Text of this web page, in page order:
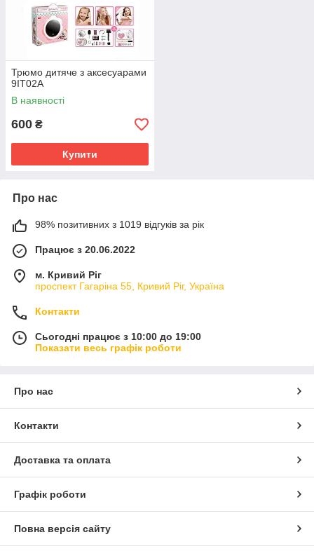
Трюмо дитяче з аксесуарами
9IT02A
В наявності
600 ₴
Купити
Про нас
98% позитивних з 1019 відгуків за рік
Працює з 20.06.2022
м. Кривий Ріг
проспект Гагаріна 55, Кривий Ріг, Україна
Контакти
Сьогодні працює з 10:00 до 19:00
Показати весь графік роботи
Про нас
Контакти
Доставка та оплата
Графік роботи
Повна версія сайту